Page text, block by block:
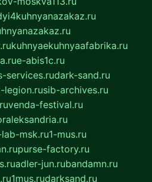
kuhnyaekuhnyaafabrika.ru
e-abis1c.ru
services.rudark-sand.ru
legion.rusib-archives.ru
venda-festival.ru
msk.ru1-mus.ru
purse-factory.ru
adler-jun.rubandamn.ru
1mus.rudarksand.ru